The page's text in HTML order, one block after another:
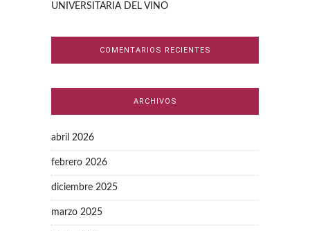
UNIVERSITARIA DEL VINO
COMENTARIOS RECIENTES
ARCHIVOS
abril 2026
febrero 2026
diciembre 2025
marzo 2025